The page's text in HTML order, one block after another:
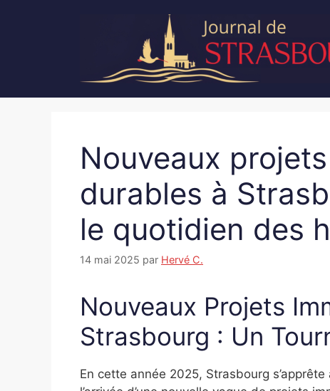
Nouveaux
durables à
le quotidien des
14 mai 2025 par Hervé C.
Nouveaux Projets
Strasbourg : Un
En cette année 2025, Strasbourg